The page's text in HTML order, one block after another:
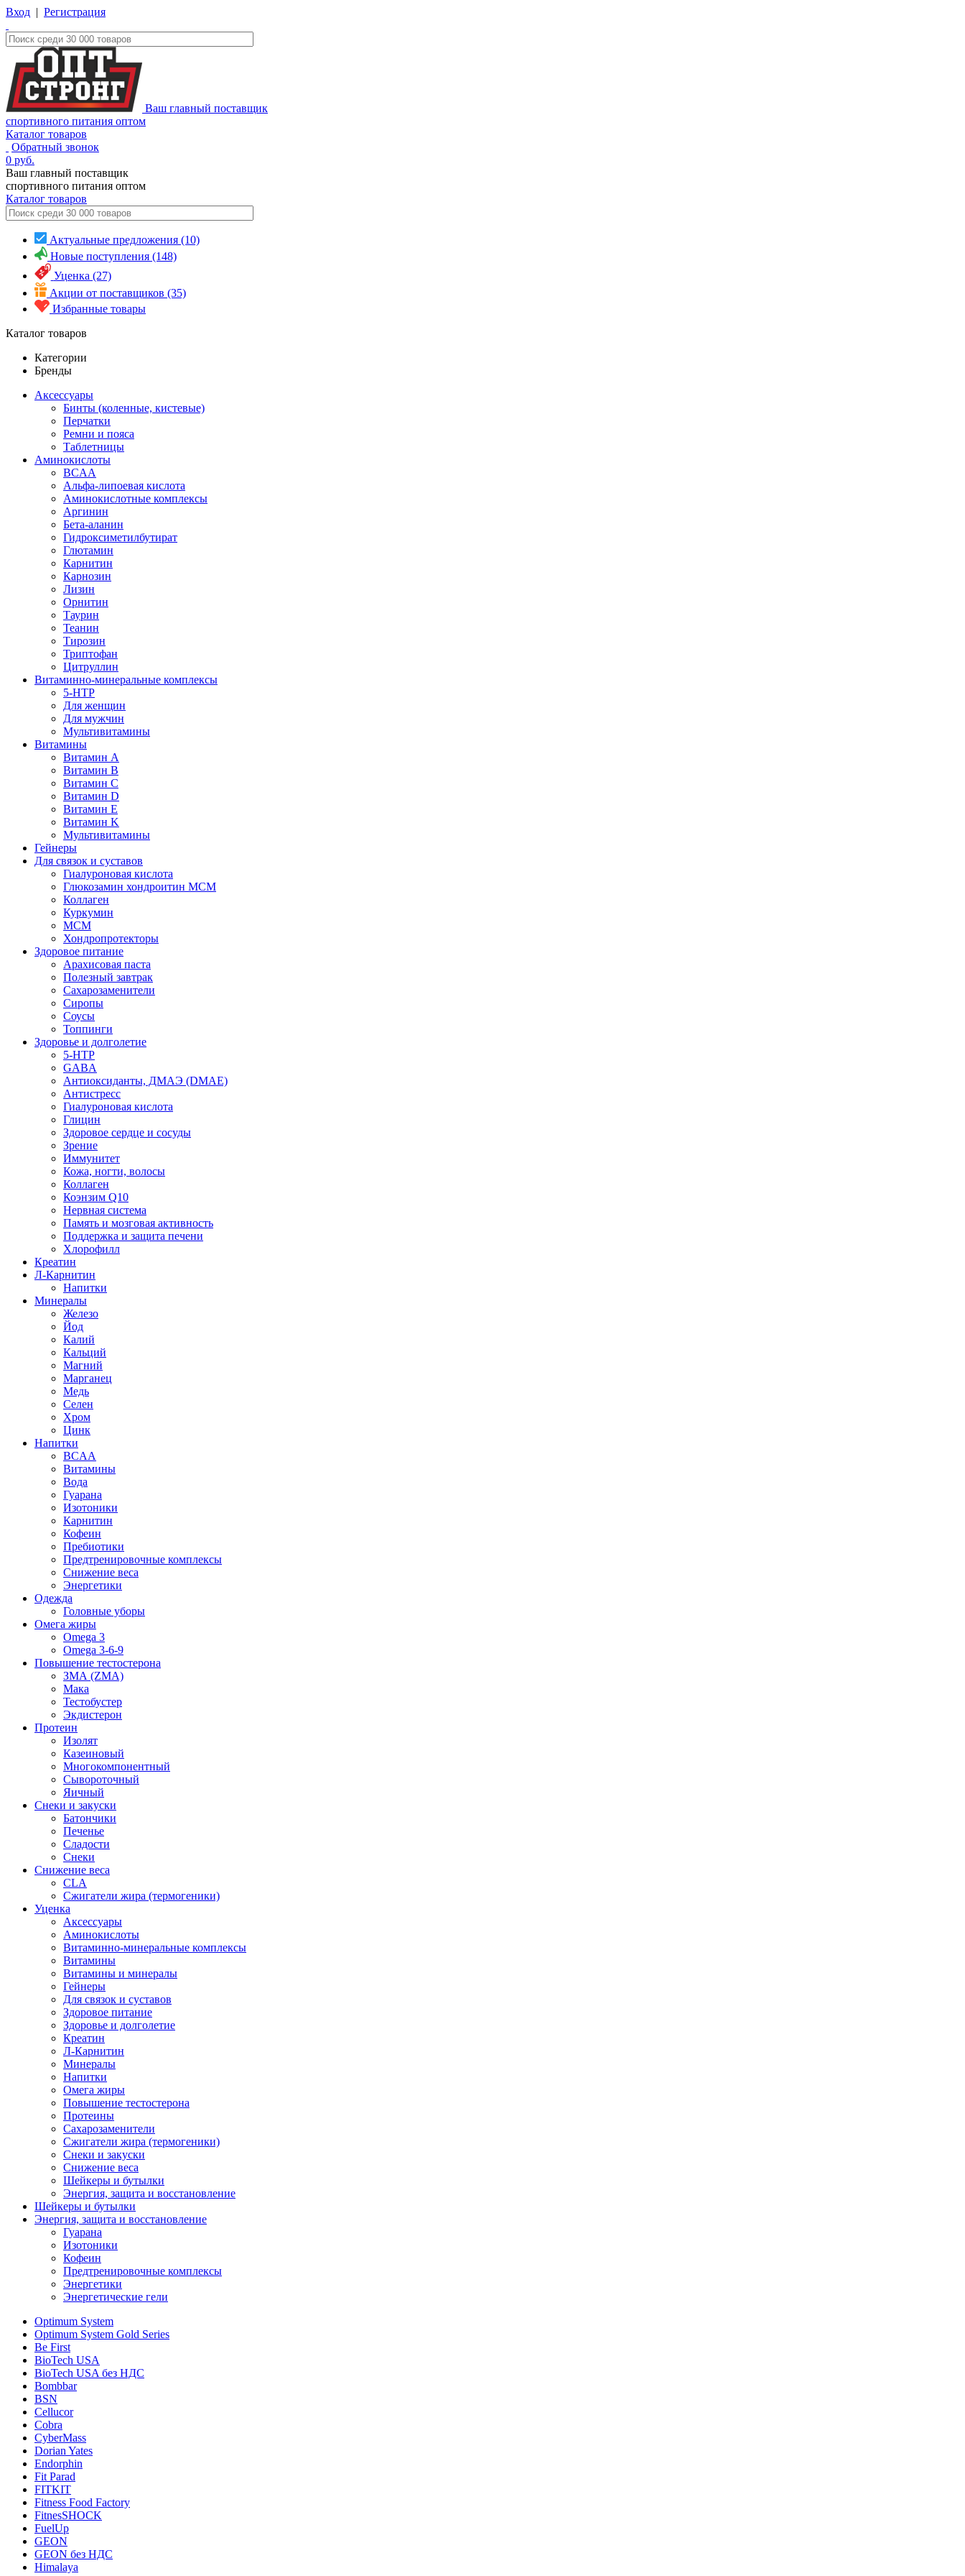
Вход | Регистрация
Ваш главный поставщик
спортивного питания оптом
Каталог товаров
Обратный звонок
0 руб.
Ваш главный поставщик
спортивного питания оптом
Каталог товаров
Актуальные предложения (10)
Новые поступления (148)
Уценка (27)
Акции от поставщиков (35)
Избранные товары
Каталог товаров
Категории
Бренды
Аксессуары
Бинты (коленные, кистевые)
Перчатки
Ремни и пояса
Таблетницы
Аминокислоты
BCAA
Альфа-липоевая кислота
Аминокислотные комплексы
Аргинин
Бета-аланин
Гидроксиметилбутират
Глютамин
Карнитин
Карнозин
Лизин
Орнитин
Таурин
Теанин
Тирозин
Триптофан
Цитруллин
Витаминно-минеральные комплексы
5-HTP
Для женщин
Для мужчин
Мультивитамины
Витамины
Витамин A
Витамин B
Витамин C
Витамин D
Витамин E
Витамин K
Мультивитамины
Гейнеры
Для связок и суставов
Гиалуроновая кислота
Глюкозамин хондроитин МСМ
Коллаген
Куркумин
МСМ
Хондропротекторы
Здоровое питание
Арахисовая паста
Полезный завтрак
Сахарозаменители
Сиропы
Соусы
Топпинги
Здоровье и долголетие
5-HTP
GABA
Антиоксиданты, ДМАЭ (DMAE)
Антистресс
Гиалуроновая кислота
Глицин
Здоровое сердце и сосуды
Зрение
Иммунитет
Кожа, ногти, волосы
Коллаген
Коэнзим Q10
Нервная система
Память и мозговая активность
Поддержка и защита печени
Хлорофилл
Креатин
Л-Карнитин
Напитки
Минералы
Железо
Йод
Калий
Кальций
Магний
Марганец
Медь
Селен
Хром
Цинк
Напитки
BCAA
Витамины
Вода
Гуарана
Изотоники
Карнитин
Кофеин
Пребиотики
Предтренировочные комплексы
Снижение веса
Энергетики
Одежда
Головные уборы
Омега жиры
Omega 3
Omega 3-6-9
Повышение тестостерона
ЗМА (ZMA)
Мака
Тестобустер
Экдистерон
Протеин
Изолят
Казеиновый
Многокомпонентный
Сывороточный
Яичный
Снеки и закуски
Батончики
Печенье
Сладости
Снеки
Снижение веса
CLA
Сжигатели жира (термогеники)
Уценка
Аксессуары
Аминокислоты
Витаминно-минеральные комплексы
Витамины
Витамины и минералы
Гейнеры
Для связок и суставов
Здоровое питание
Здоровье и долголетие
Креатин
Л-Карнитин
Минералы
Напитки
Омега жиры
Повышение тестостерона
Протеины
Сахарозаменители
Сжигатели жира (термогеники)
Снеки и закуски
Снижение веса
Шейкеры и бутылки
Энергия, защита и восстановление
Шейкеры и бутылки
Энергия, защита и восстановление
Гуарана
Изотоники
Кофеин
Предтренировочные комплексы
Энергетики
Энергетические гели
Optimum System
Optimum System Gold Series
Be First
BioTech USA
BioTech USA без НДС
Bombbar
BSN
Cellucor
Cobra
CyberMass
Dorian Yates
Endorphin
Fit Parad
FITKIT
Fitness Food Factory
FitnesSHOCK
FuelUp
GEON
GEON без НДС
Himalaya